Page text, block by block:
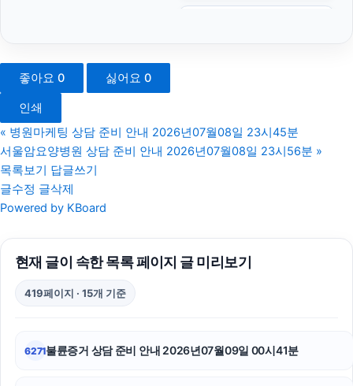
레이 EV 장기렌트
폰테크
대구이혼전문변호사
좋아요 0 싫어요 0
인쇄
« 병원마케팅 상담 준비 안내 2026년07월08일 23시45분
서울암요양병원 상담 준비 안내 2026년07월08일 23시56분 »
목록보기
답글쓰기
글수정 글삭제
Powered by KBoard
현재 글이 속한 목록 페이지 글 미리보기
419페이지 · 15개 기준
6271불륜증거 상담 준비 안내 2026년07월09일 00시41분